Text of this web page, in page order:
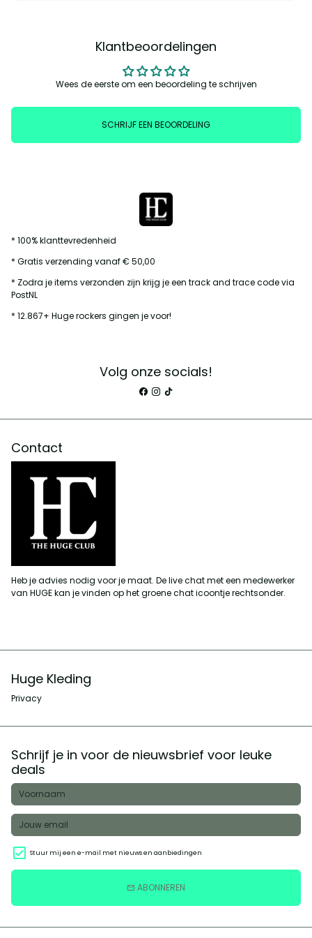
Klantbeoordelingen
Wees de eerste om een beoordeling te schrijven
SCHRIJF EEN BEOORDELING
* 100% klanttevredenheid
* Gratis verzending vanaf € 50,00
* Zodra je items verzonden zijn krijg je een track and trace code via
PostNL
* 12.867+ Huge rockers gingen je voor!
Volg onze socials!
Contact
Heb je advies nodig voor je maat. De live chat met een medewerker
van HUGE kan je vinden op het groene chat icoontje rechtsonder.
Huge Kleding
Privacy
Schrijf je in voor de nieuwsbrief voor leuke
deals
Stuur mij een e-mail met nieuws en aanbiedingen
email ABONNEREN